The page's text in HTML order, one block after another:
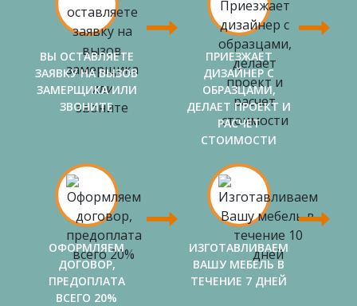
ВЫ ОСТАВЛЯЕТЕ
ЗАЯВКУ НА ВЫЗОВ
ЗАМЕРЩИКА ИЛИ
ЗВОНИТЕ
ПРИЕЗЖАЕТ
ДИЗАЙНЕР С
ОБРАЗЦАМИ,
ДЕЛАЕТ ПРОЕКТ И
РАСЧЕТ
СТОИМОСТИ
ОФОРМЛЯЕМ
ДОГОВОР,
ПРЕДОПЛАТА
ВСЕГО 20%
ИЗГОТАВЛИВАЕМ
ВАШУ МЕБЕЛЬ В
ТЕЧЕНИЕ 7 ДНЕЙ